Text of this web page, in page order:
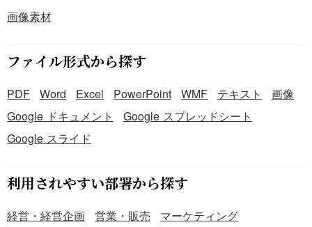
画像素材
ファイル形式から探す
PDF Word Excel PowerPoint WMF テキスト
画像
Google ドキュメント
Google スプレッドシート
Google スライド
利用されやすい部署から探す
経営・経営企画 営業・販売
マーケティング